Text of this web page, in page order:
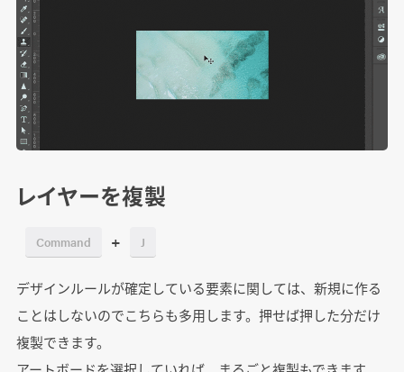
レイヤーを複製
Command + J
デザインルールが確定している要素に関しては、新規に作る
ことはしないのでこちらも多用します。押せば押した分だけ
複製できます。